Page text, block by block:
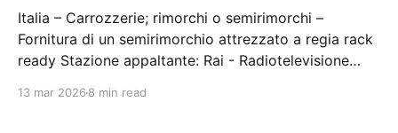
Italia – Carrozzerie; rimorchi o semirimorchi –
Fornitura di un semirimorchio attrezzato a regia rack
ready Stazione appaltante: Rai - Radiotelevisione
13 mar 2026 8 min read